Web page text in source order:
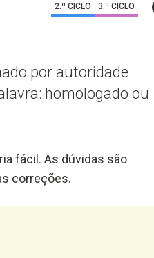
2.º CICLO 3.º CICLO
por autoridade
homologado ou
fácil. As dúvidas são
correções.